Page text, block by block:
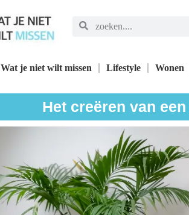
Wat je niet wilt missen Lifestyle Wonen
Het creëren van